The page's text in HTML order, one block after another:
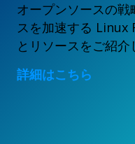
オープンソースの
スを加速する Linux
とリソースをご紹介
詳細はこちら